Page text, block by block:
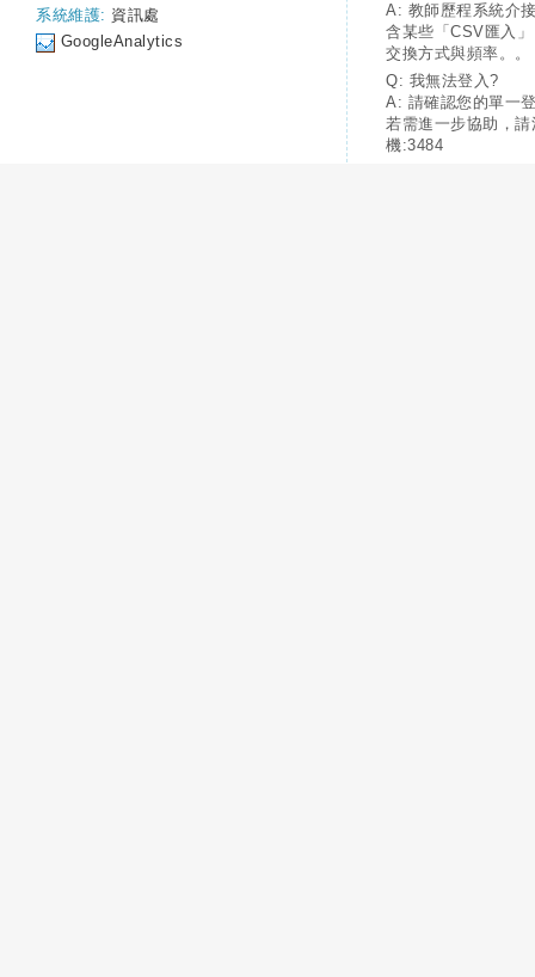
系統維護: 資訊處
GoogleAnalytics
A: 教師歷程系統介
含某些「CSV匯入
交換方式與頻率。。
Q: 我無法登入?
A: 請確認您的單一
若需進一步協助，
機:3484